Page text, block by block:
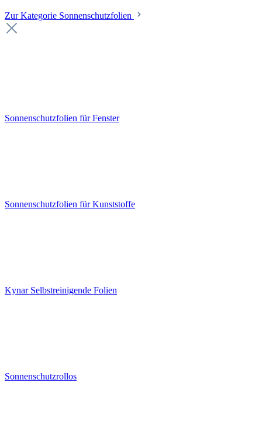
Zur Kategorie Sonnenschutzfolien
Sonnenschutzfolien für Fenster
Sonnenschutzfolien für Kunststoffe
Kynar Selbstreinigende Folien
Sonnenschutzrollos